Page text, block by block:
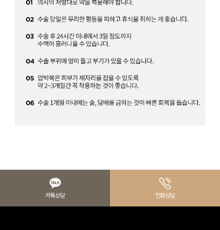
카톡상담 전화상담